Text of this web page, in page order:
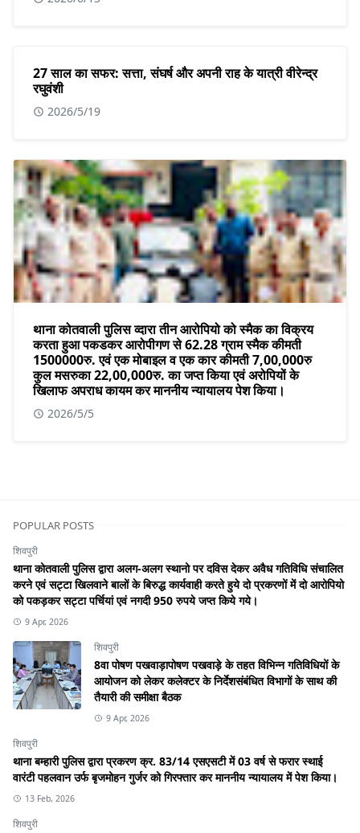
27 साल का सफर: सत्ता, संघर्ष और अपनी राह के यात्री वीरेन्द्र
रघुवंशी
2026/5/19
थाना कोतवाली पुलिस व्दारा तीन आरोपियो को स्मैक का विक्रय
करता हुआ पकडकर आरोपीगण से 62.28 ग्राम स्मैक कीमती
1500000रु. एवं एक मोबाइल व एक कार कीमती 7,00,000रु
कुल मसरुका 22,00,000रु. का जप्त किया एवं अरोपियों के
खिलाफ अपराध कायम कर माननीय न्यायालय पेश किया।
2026/5/5
POPULAR POSTS
शिवपुरी
थाना कोतवाली पुलिस द्वारा अलग-अलग स्थानो पर दविस देकर अवैध गतिविधि संचालित
करने एवं सट्टा खिलवाने बालों के बिरुद्ध कार्यवाही करते हुये दो प्रकरणों में दो आरोपियो
को पकड़कर सट्टा पर्चियां एवं नगदी 950 रुपये जप्त किये गये।
9 Apr, 2026
शिवपुरी
8वा पोषण पखवाड़ापोषण पखवाड़े के तहत विभिन्न गतिविधियों के
आयोजन को लेकर कलेक्टर के निर्देशसंबंधित विभागों के साथ की
तैयारी की समीक्षा बैठक
9 Apr, 2026
शिवपुरी
थाना बम्हारी पुलिस द्वारा प्रकरण क्र. 83/14 एसएसटी में 03 वर्ष से फरार स्थाई
वारंटी पहलवान उर्फ बृजमोहन गुर्जर को गिरफ्तार कर माननीय न्यायालय में पेश किया।
13 Feb, 2026
शिवपुरी